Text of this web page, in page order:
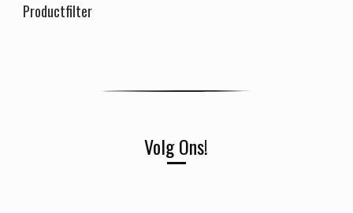
Productfilter
Volg Ons!